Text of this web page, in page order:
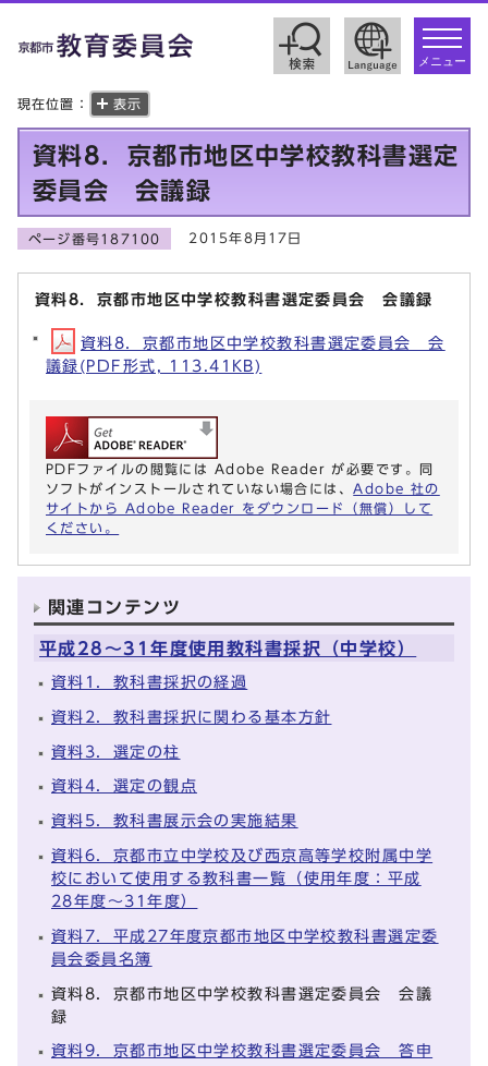
toggle
メニュー
現在位置： 表示
資料8．京都市地区中学校教科書選定
委員会 会議録
ページ番号187100 2015年8月17日
資料8．京都市地区中学校教科書選定委員会 会議録
資料8．京都市地区中学校教科書選定委員会 会
議録(PDF形式, 113.41KB)
PDFファイルの閲覧には Adobe Reader が必要です。同
ソフトがインストールされていない場合には、 Adobe 社の
サイトから Adobe Reader をダウンロード（無償）して
ください。
関連コンテンツ
平成28～31年度使用教科書採択（中学校）
資料1．教科書採択の経過
資料2．教科書採択に関わる基本方針
資料3．選定の柱
資料4．選定の観点
資料5．教科書展示会の実施結果
資料6．京都市立中学校及び西京高等学校附属中学
校において使用する教科書一覧（使用年度：平成
28年度～31年度）
資料7．平成27年度京都市地区中学校教科書選定委
員会委員名簿
資料8．京都市地区中学校教科書選定委員会 会議
録
資料9．京都市地区中学校教科書選定委員会 答申